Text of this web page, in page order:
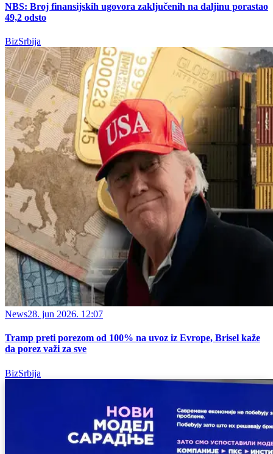
NBS: Broj finansijskih ugovora zaključenih na daljinu porastao
49,2 odsto
BizSrbija
News28. jun 2026. 12:07
Tramp preti porezom od 100% na uvoz iz Evrope, Brisel kaže
da porez važi za sve
BizSrbija